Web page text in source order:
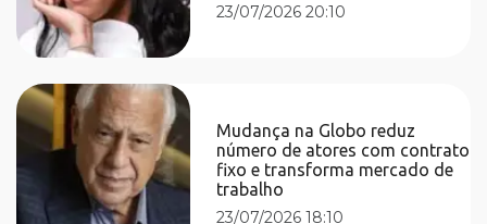
23/07/2026 20:10
Mudança na Globo reduz
número de atores com contrato
fixo e transforma mercado de
trabalho
23/07/2026 18:10